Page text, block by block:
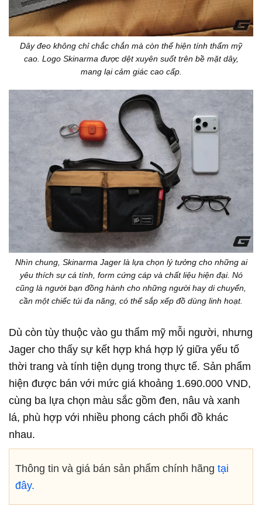
Dây đeo không chỉ chắc chắn mà còn thể hiện tính thẩm mỹ
cao. Logo Skinarma được dệt xuyên suốt trên bề mặt dây,
mang lại cảm giác cao cấp.
Nhìn chung, Skinarma Jager là lựa chọn lý tưởng cho những ai
yêu thích sự cá tính, form cứng cáp và chất liệu hiện đại. Nó
cũng là người bạn đồng hành cho những người hay di chuyển,
cần một chiếc túi đa năng, có thể sắp xếp đồ dùng linh hoạt.
Dù còn tùy thuộc vào gu thẩm mỹ mỗi người, nhưng
Jager cho thấy sự kết hợp khá hợp lý giữa yếu tố
thời trang và tính tiện dụng trong thực tế. Sản phẩm
hiện được bán với mức giá khoảng 1.690.000 VND,
cùng ba lựa chọn màu sắc gồm đen, nâu và xanh
lá, phù hợp với nhiều phong cách phối đồ khác
nhau.
Thông tin và giá bán sản phẩm chính hãng tại
đây.